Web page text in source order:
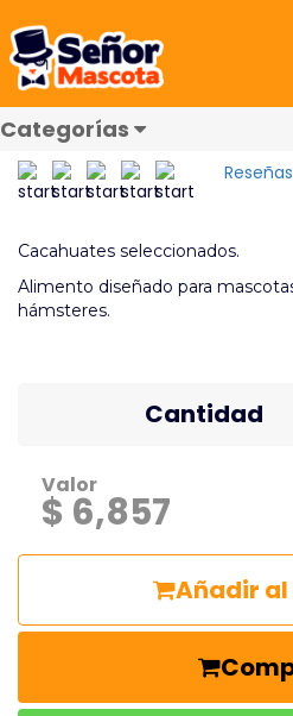
Categorías
Cacahuate 250 Gr
despensa
REF: 4070
Reseñas
Cacahuates seleccionados.
Alimento diseñado para
hámsteres.
Cantidad
Valor
$ 6,857
Añadir